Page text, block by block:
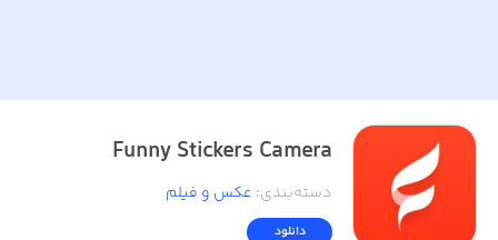
Funny Stickers Camera
دسته‌بندی: عکس و فیلم
دانلود